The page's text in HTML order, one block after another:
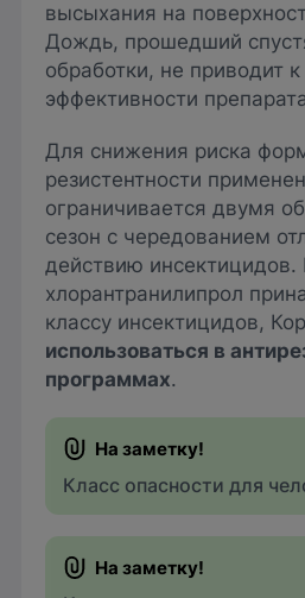
высыхания на
Дождь, прошедший
обработки, не приводит
эффективности
Для снижения риска
резистентности
ограничивается двумя
сезон с чередованием
действию инсектицидов.
хлорантранилипрол
классу инсектицидов,
использоваться в
программах.
Класс опасности для